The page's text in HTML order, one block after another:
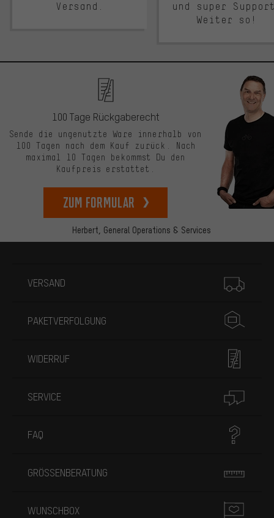
Versand.
und super
Weiter so!
Herbert, General Operations & Services
100 Tage Rückgaberecht
Sende die ungenutzte Ware innerhalb von
100 Tagen nach dem Kauf zurück. Nach
maximal 10 Tagen bekommst Du den
Kaufpreis erstattet.
zum Formular
VERSAND
PAKETVERFOLGUNG
WIDERRUF
SERVICE
FAQ
GRÖSSENBERATUNG
WUNSCHBOX